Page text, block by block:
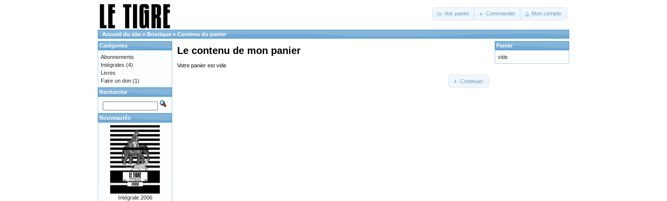
Voir panier Commander Mon compte
Accueil du site » Boutique » Contenu du panier
Le contenu de mon panier
Votre panier est vide
Continuer
Catégories
Abonnements
Intégrales (4)
Livres
Faire un don (1)
Recherche
Nouveautés
Intégrale 2006
Panier
vide